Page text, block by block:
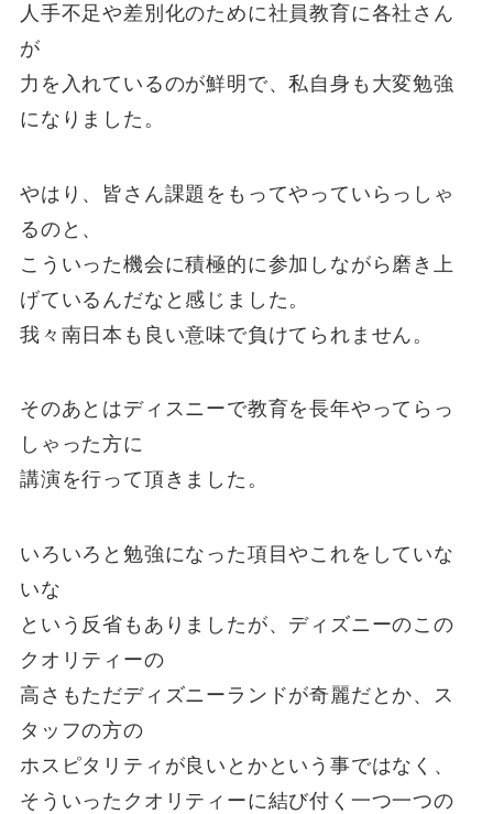
人手不足や差別化のために社員教育に各社さん
が
力を入れているのが鮮明で、私自身も大変勉強
になりました。
やはり、皆さん課題をもってやっていらっしゃ
るのと、
こういった機会に積極的に参加しながら磨き上
げているんだなと感じました。
我々南日本も良い意味で負けてられません。
そのあとはディスニーで教育を長年やってらっ
しゃった方に
講演を行って頂きました。
いろいろと勉強になった項目やこれをしていな
いな
という反省もありましたが、ディズニーのこの
クオリティーの
高さもただディズニーランドが奇麗だとか、ス
タッフの方の
ホスピタリティが良いとかという事ではなく、
そういったクオリティーに結び付く一つ一つの